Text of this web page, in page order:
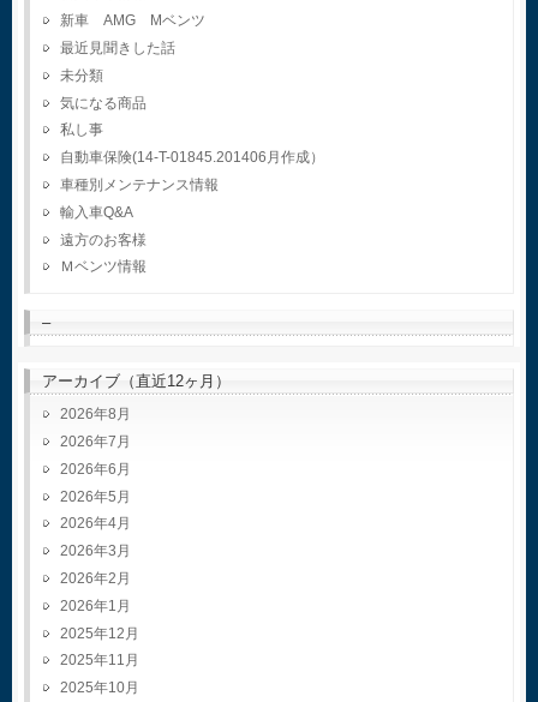
新車 AMG Mベンツ
最近見聞きした話
未分類
気になる商品
私し事
自動車保険(14-T-01845.201406月作成）
車種別メンテナンス情報
輸入車Q&A
遠方のお客様
Ｍベンツ情報
–
アーカイブ（直近12ヶ月）
2026年8月
2026年7月
2026年6月
2026年5月
2026年4月
2026年3月
2026年2月
2026年1月
2025年12月
2025年11月
2025年10月